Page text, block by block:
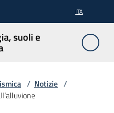
ITA
suoli e
/ Notizie /